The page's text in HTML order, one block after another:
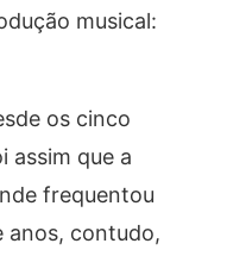
musical:
os cinco
assim que a
frequentou
anos, contudo,